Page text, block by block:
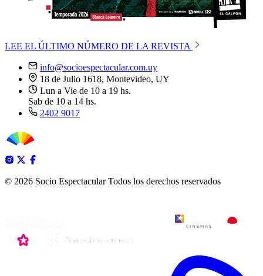
LEE EL ÚLTIMO NÚMERO DE LA REVISTA
info@socioespectacular.com.uy
18 de Julio 1618, Montevideo, UY
Lun a Vie de 10 a 19 hs.
Sab de 10 a 14 hs.
2402 9017
© 2026 Socio Espectacular Todos los derechos reservados